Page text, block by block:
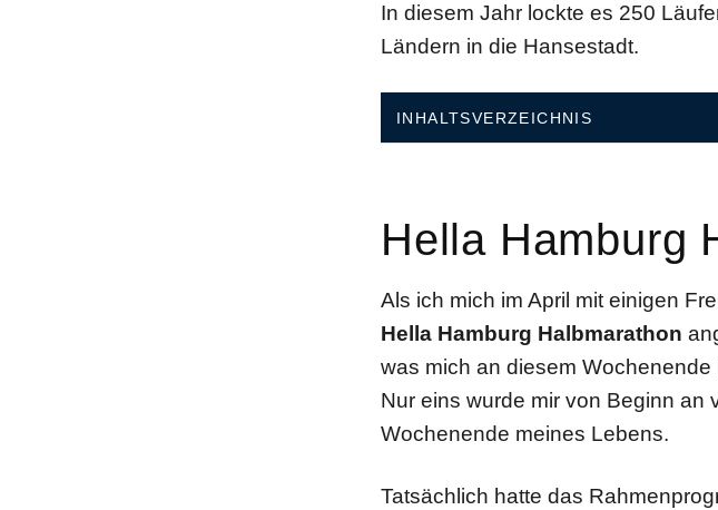
In diesem Jahr lockte es 250
Ländern in die Hansestadt.
INHALTSVERZEICHNIS
Hella Hamburg
Als ich mich im April mit einigen
Hella Hamburg Halbmarathon
was mich an diesem Wochenende
Nur eins wurde mir von Beginn an
Wochenende meines Lebens.
Tatsächlich hatte das